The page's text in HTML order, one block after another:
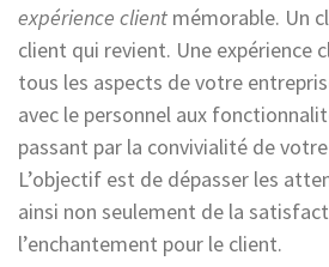
expérience client mémorable. Un
client qui revient. Une expérience
tous les aspects de votre
avec le personnel aux
passant par la convivialité de
L’objectif est de dépasser les
ainsi non seulement de la
l’enchantement pour le client.